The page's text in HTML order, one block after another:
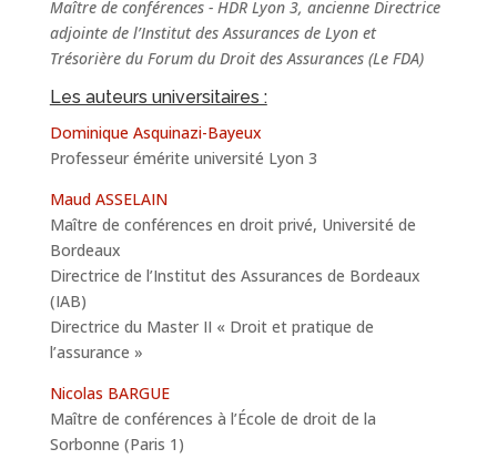
Maître de conférences - HDR Lyon 3, ancienne Directrice
adjointe de l’Institut des Assurances de Lyon et
Trésorière du Forum du Droit des Assurances (Le FDA)
Les auteurs universitaires :
Dominique Asquinazi-Bayeux
Professeur émérite université Lyon 3
Maud ASSELAIN
Maître de conférences en droit privé, Université de
Bordeaux
Directrice de l’Institut des Assurances de Bordeaux
(IAB)
Directrice du Master II « Droit et pratique de
l’assurance »
Nicolas BARGUE
Maître de conférences à l’École de droit de la
Sorbonne (Paris 1)